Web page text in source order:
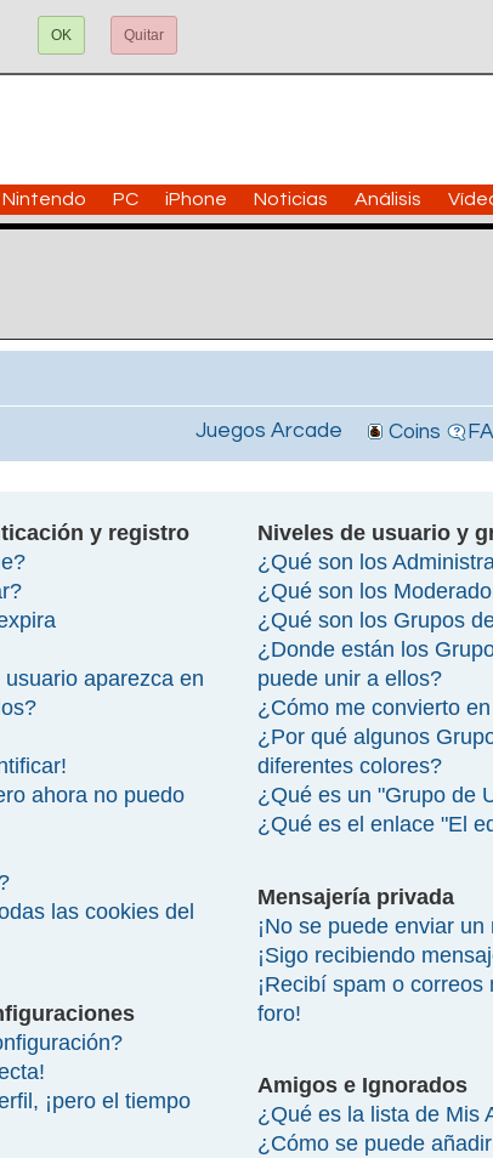
OK Quitar
Nintendo PC iPhone Noticias Análisis
Juegos Arcade Coins
y registro
aparezca en
ahora no puedo
las cookies del
¡pero el tiempo
Niveles de usuario y
¿Qué son los
¿Qué son los
¿Qué son los Grupos
¿Donde están los
puede unir a ellos?
¿Cómo me convierto
¿Por qué algunos
diferentes colores?
¿Qué es un "Grupo de
¿Qué es el enlace "El
Mensajería privada
¡No se puede enviar
¡Sigo recibiendo
¡Recibí spam o
foro!
Amigos e Ignorados
¿Qué es la lista de Mis
¿Cómo se puede